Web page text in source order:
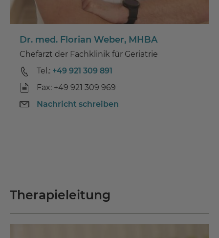
Dr. med. Florian Weber, MHBA
Chefarzt der Fachklinik für Geriatrie
Tel.: +49 921 309 891
Fax: +49 921 309 969
Nachricht schreiben
Therapieleitung